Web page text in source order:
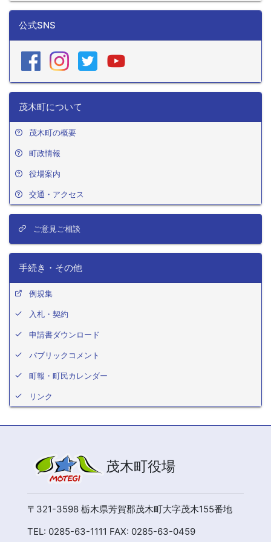
公式SNS
茂木町について
茂木町の概要
町政情報
役場案内
交通・アクセス
ご意見ご相談
手続き・その他
例規集
入札・契約
申請書ダウンロード
パブリックコメント
町報・町民カレンダー
リンク
茂木町役場
〒321-3598 栃木県芳賀郡茂木町大字茂木155番地
TEL: 0285-63-1111 FAX: 0285-63-0459